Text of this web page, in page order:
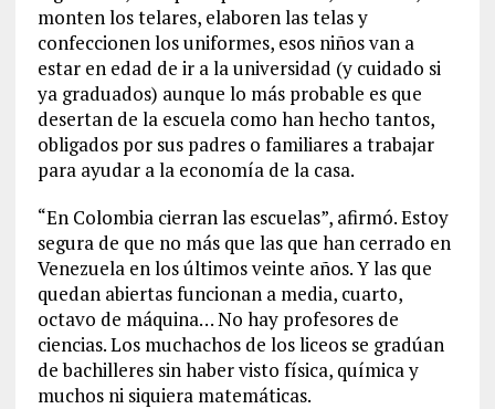
monten los telares, elaboren las telas y
confeccionen los uniformes, esos niños van a
estar en edad de ir a la universidad (y cuidado si
ya graduados) aunque lo más probable es que
desertan de la escuela como han hecho tantos,
obligados por sus padres o familiares a trabajar
para ayudar a la economía de la casa.
“En Colombia cierran las escuelas”, afirmó. Estoy
segura de que no más que las que han cerrado en
Venezuela en los últimos veinte años. Y las que
quedan abiertas funcionan a media, cuarto,
octavo de máquina… No hay profesores de
ciencias. Los muchachos de los liceos se gradúan
de bachilleres sin haber visto física, química y
muchos ni siquiera matemáticas.